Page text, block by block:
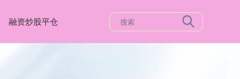
融资炒股平仓